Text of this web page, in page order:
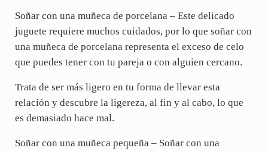
Soñar con una muñeca de porcelana – Este delicado
juguete requiere muchos cuidados, por lo que soñar con
una muñeca de porcelana representa el exceso de celo
que puedes tener con tu pareja o con alguien cercano.
Trata de ser más ligero en tu forma de llevar esta
relación y descubre la ligereza, al fin y al cabo, lo que
es demasiado hace mal.
Soñar con una muñeca pequeña – Soñar con una